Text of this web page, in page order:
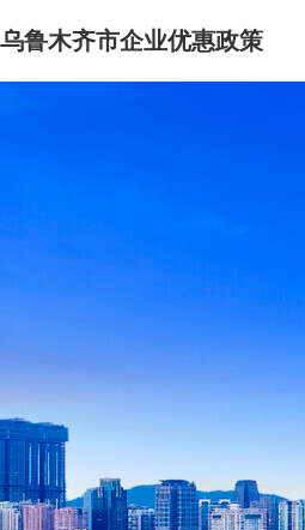
乌鲁木齐市企业优惠政策